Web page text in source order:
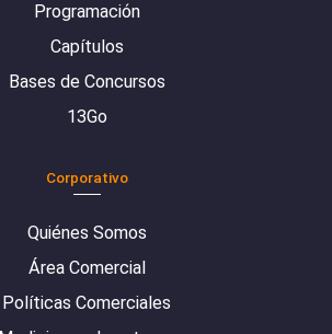
Programación
Capítulos
Bases de Concursos
13Go
Corporativo
Quiénes Somos
Área Comercial
Políticas Comerciales